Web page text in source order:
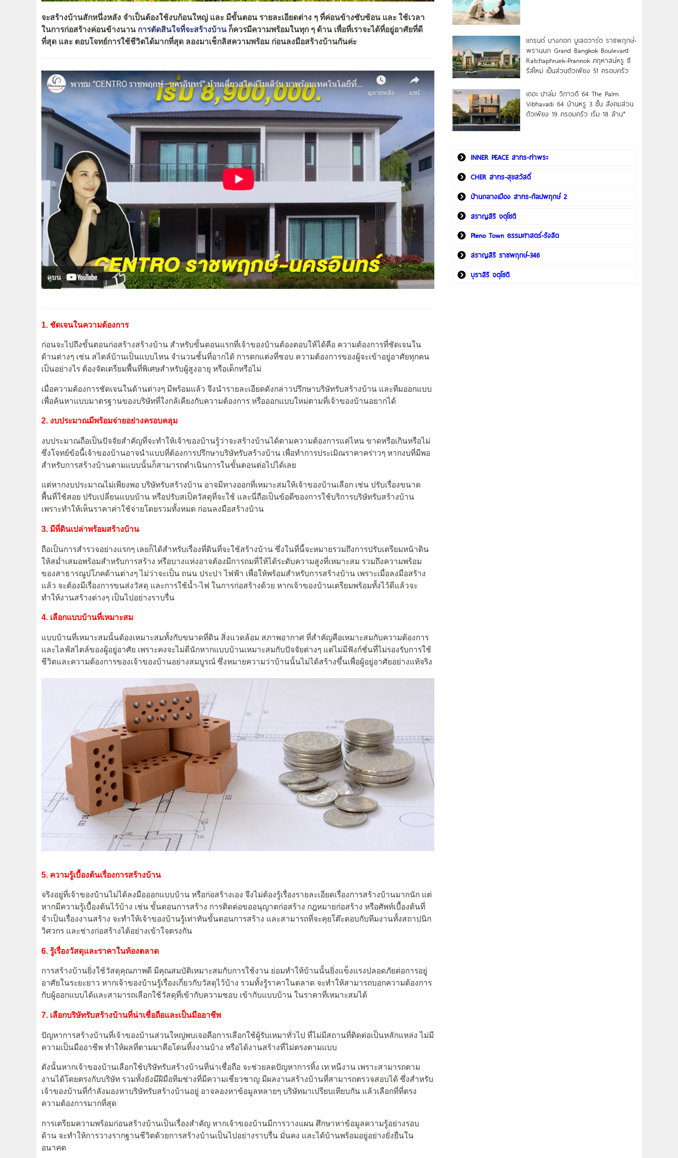
จะสร้างบ้านสักหนึ่งหลัง จำเป็นต้องใช้งบก้อนใหญ่ และ มีขั้นตอน รายละเอียดต่าง ๆ ที่ค่อนข้างซับซ้อน และ ใช้เวลา
ในการก่อสร้างค่อนข้างนาน การตัดสินใจที่จะสร้างบ้าน ก็ควรมีความพร้อมในทุก ๆ ด้าน เพื่อที่เราจะได้ที่อยู่อาศัยที่ดี
ที่สุด และ ตอบโจทย์การใช้ชีวิตได้มากที่สุด ลองมาเช็กลิสความพร้อม ก่อนลงมือสร้างบ้านกันค่ะ
1. ชัดเจนในความต้องการ
ก่อนจะไปถึงขั้นตอนก่อสร้างสร้างบ้าน สำหรับขั้นตอนแรกที่เจ้าของบ้านต้องตอบให้ได้คือ ความต้องการที่ชัดเจนใน
ด้านต่างๆ เช่น สไตล์บ้านเป็นแบบไหน จำนวนชั้นที่อากได้ การตกแต่งที่ชอบ ความต้องการของผู้จะเข้าอยู่อาศัยทุกคน
เป็นอย่างไร ต้องจัดเตรียมพื้นที่พิเศษสำหรับผู้สูงอายุ หรือเด็กหรือไม่
เมื่อความต้องการชัดเจนในด้านต่างๆ มีพร้อมแล้ว จึงนำรายละเอียดดังกล่าวปรึกษาบริษัทรับสร้างบ้าน และทีมออกแบบ
เพื่อค้นหาแบบมาตรฐานของบริษัทที่ใงกล้เคียงกับความต้องการ หรือออกแบบใหม่ตามที่เจ้าของบ้านอยากได้
2. งบประมาณมีพร้อมจ่ายอย่างครอบคลุม
งบประมาณถือเป็นปัจจัยสำคัญที่จะทำให้เจ้าของบ้านรู้ว่าจะสร้างบ้านได้ตามความต้องการแค่ไหน ขาดหรือเกินหรือไม่
ซึ่งโจทย์ข้อนี้เจ้าของบ้านอาจนำแบบที่ต้องการปรึกษาบริษัทรับสร้างบ้าน เพื่อทำการประเมิณราคาคร่าวๆ หากงบที่มีพอ
สำหรับการสร้างบ้านตามแบบนั้นก็สามารถดำเนินการในขั้นตอนต่อไปได้เลย
แต่หากงบประมาณไม่เพียงพอ บริษัทรับสร้างบ้าน อาจมีทางออกที่เหมาะสมให้เจ้าของบ้านเลือก เช่น ปรับเรื่องขนาด
พื้นที่ใช้สอย ปรับเปลี่ยนแบบบ้าน หรือปรับสเป็ควัสดุที่จะใช้ และนี่ถือเป็นข้อดีของการใช้บริการบริษัทรับสร้างบ้าน
เพราะทำให้เห็นราคาค่าใช้จ่ายโดยรวมทั้งหมด ก่อนลงมือสร้างบ้าน
3. มีที่ดินเปล่าพร้อมสร้างบ้าน
ถือเป็นการสำรวจอย่างแรกๆ เลยก็ได้สำหรับเรื่องที่ดินที่จะใช้สร้างบ้าน ซึ่งในที่นี้จะหมายรวมถึงการปรับเตรียมหน้าดิน
ให้สม่ำเสมอพร้อมสำหรับการสร้าง หรือบางแห่งอาจต้องมีการถมที่ให้ได้ระดับความสูงที่เหมาะสม รวมถึงความพร้อม
ของสาธารณูปโภคด้านต่างๆ ไม่ว่าจะเป็น ถนน ประปา ไฟฟ้า เพื่อให้พร้อมสำหรับการสร้างบ้าน เพราะเมื่อลงมือสร้าง
แล้ว จะต้องมีเรื่องการขนส่งวัสดุ และการใช้น้ำ-ไฟ ในการก่อสร้างด้วย หากเจ้าของบ้านเตรียมพร้อมทั้งไว้ดีแล้วจะ
ทำให้งานสร้างต่างๆ เป็นไปอย่างราบรื่น
4. เลือกแบบบ้านที่เหมาะสม
แบบบ้านที่เหมาะสมนั้นต้องเหมาะสมทั้งกับขนาดที่ดิน สิ่งแวดล้อม สภาพอากาศ ที่สำคัญคือเหมาะสมกับความต้องการ
และไลฟ์สไตล์ของผู้อยู่อาศัย เพราะคงจะไม่ดีนักหากแบบบ้านเหมาะสมกับปัจจัยต่างๆ แต่ไม่มีฟังก์ชั่นที่ไม่รองรับการใช้
ชีวิตและความต้องการของเจ้าของบ้านอย่างสมบูรณ์ ซึ่งหมายความว่าบ้านนั้นไม่ได้สร้างขึ้นเพื่อผู้อยู่อาศัยอย่างแท้จริง
5. ความรู้เบื้องต้นเรื่องการสร้างบ้าน
จริงอยู่ที่เจ้าของบ้านไม่ได้ลงมือออกแบบบ้าน หรือก่อสร้างเอง จึงไม่ต้องรู้เรื่องรายละเอียดเรื่องการสร้างบ้านมากนัก แต่
หากมีความรู้เบื้องต้นไว้บ้าง เช่น ขั้นตอนการสร้าง การติดต่อขออนุญาตก่อสร้าง กฎหมายก่อสร้าง หรือศัพท์เบื้องต้นที่
จำเป็นเรื่องงานสร้าง จะทำให้เจ้าของบ้านรู้เท่าทันขั้นตอนการสร้าง และสามารถที่จะคุยโต๊ะตอบกับทีมงานทั้งสถาปนิก
วิศวกร และช่างก่อสร้างได้อย่างเข้าใจตรงกัน
6. รู้เรื่องวัสดุและราคาในท้องตลาด
การสร้างบ้านยิ่งใช้วัสดุคุณภาพดี มีคุณสมบัติเหมาะสมกับการใช้งาน ย่อมทำให้บ้านนั้นยิ่งแข็งแรงปลอดภัยต่อการอยู่
อาศัยในระยะยาว หากเจ้าของบ้านรู้เรื่องเกี่ยวกับวัสดุไว้บ้าง รวมทั้งรู้ราคาในตลาด จะทำให้สามารถบอกความต้องการ
กับผู้ออกแบบได้และสามารถเลือกใช้วัสดุที่เข้ากับความชอบ เข้ากับแบบบ้าน ในราคาที่เหมาะสมได้
​​​​7. เลือกบริษัทรับสร้างบ้านที่น่าเชื่อถือและเป็นมืออาชีพ
ปัญหาการสร้างบ้านที่เจ้าของบ้านส่วนใหญ่พบเจอคือการเลือกใช้ผู้รับเหมาทั่วไป ที่ไม่มีสถานที่ติดต่อเป็นหลักแหล่ง ไม่มี
ความเป็นมืออาชีพ ทำให้ผลที่ตามมาคือโดนทิ้งงานบ้าง หรือได้งานสร้างที่ไม่ตรงตามแบบ
ดังนั้นหากเจ้าของบ้านเลือกใช้บริษัทรับสร้างบ้านที่น่าเชื่อถือ จะช่วยลดปัญหาการทิ้ง เท หนีงาน เพราะสามารถตาม
งานได้โตยตรงกับบริษัท รวมทั้งยังมีฝีมือทีมช่างที่มีความเชี่ยวชาญ มีผลงานสร้างบ้านที่สามารถตรวจสอบได้ ซึ่งสำหรับ
เจ้าของบ้านที่กำลังมองหาบริษัทรับสร้างบ้านอยู่ อาจลองหาข้อมูลหลายๆ บริษัทมาเปรียบเทียบกัน แล้วเลือกที่ที่ตรง
ความต้องการมากที่สุด
การเตรียมความพร้อมก่อนสร้างบ้านเป็นเรื่องสำคัญ หากเจ้าของบ้านมีการวางแผน ศึกษาหาข้อมูลความรู้อย่างรอบ
ด้าน จะทำให้การวางรากฐานชีวิตด้วยการสร้างบ้านเป็นไปอย่างราบรื่น มั่นคง และได้บ้านพร้อมอยู่อย่างยั่งยืนใน
อนาคต
แกรนด์ บางกอก บูเลอวาร์ด ราชพฤกษ์-
พรานนก Grand Bangkok Boulevard
Ratchaphruek-Prannok คฤหาสน์หรู ซี
รีส์ใหม่ เป็นส่วนตัวเพียง 51 ครอบครัว
เดอะ ปาล์ม วิภาวดี 64 The Palm
Vibhavadi 64 บ้านหรู 3 ชั้น สังคมส่วน
ตัวเพียง 19 ครอบครัว เริ่ม 18 ล้าน*
INNER PEACE สาทร-ท่าพระ
CHER สาทร-สุขสวัสดิ์
บ้านกลางเมือง สาทร-กัลปพฤกษ์ 2
สราญสิริ จตุโชติ
Pleno Town ธรรมศาสตร์-รังสิต
สราญสิริ ราชพฤกษ์-346
บุราสิริ จตุโชติ